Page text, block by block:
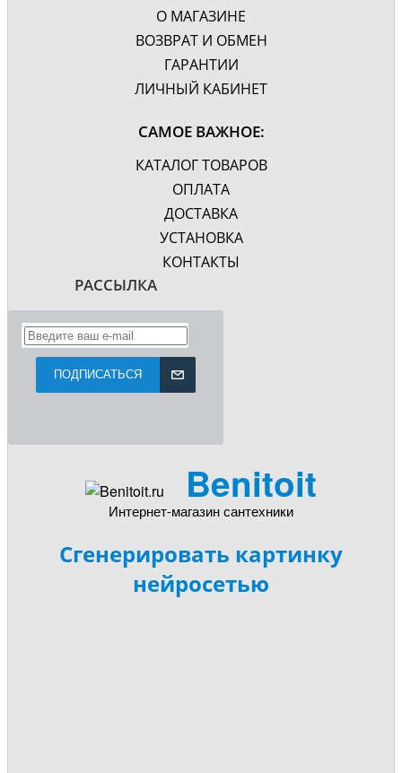
О МАГАЗИНЕ
ВОЗВРАТ И ОБМЕН
ГАРАНТИИ
ЛИЧНЫЙ КАБИНЕТ
САМОЕ ВАЖНОЕ:
КАТАЛОГ ТОВАРОВ
ОПЛАТА
ДОСТАВКА
УСТАНОВКА
КОНТАКТЫ
РАССЫЛКА
ПОДПИСАТЬСЯ
Benitoit
Интернет-магазин сантехники
Сгенерировать картинку
нейросетью